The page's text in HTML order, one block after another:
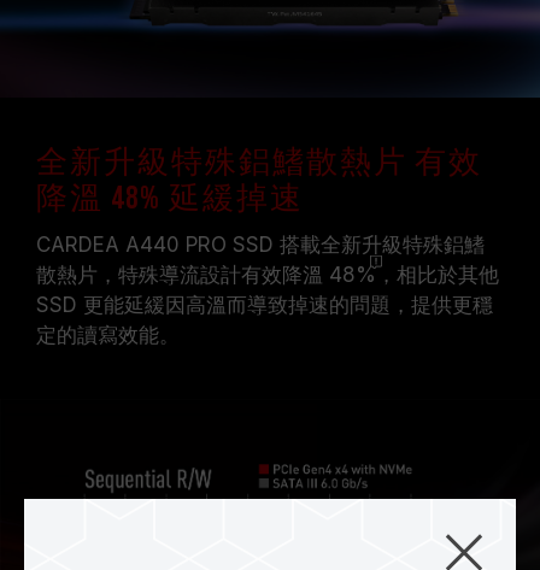
全新升級特殊鋁鰭散熱片 有效
降溫 48% 延緩掉速
CARDEA A440 PRO SSD 搭載全新升級特殊鋁鰭
散熱片，特殊導流設計有效降溫 48%，相比於其他
SSD 更能延緩因高溫而導致掉速的問題，提供更穩
定的讀寫效能。